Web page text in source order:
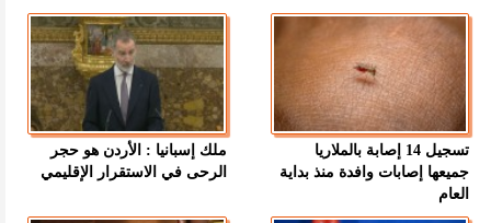
تسجيل 14 إصابة بالملاريا
جميعها إصابات وافدة منذ بداية
العام
ملك إسبانيا : الأردن هو حجر
الرحى في الاستقرار الإقليمي